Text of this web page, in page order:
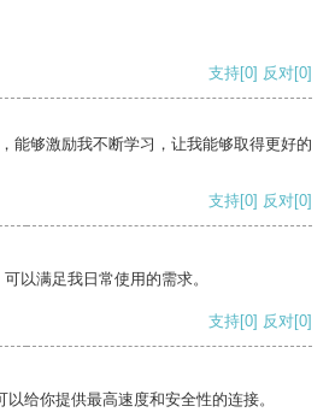
支持[0] 反对[0]
能够激励我不断学习，让我能够取得更好的
支持[0] 反对[0]
以满足我日常使用的需求。
支持[0] 反对[0]
给你提供最高速度和安全性的连接。